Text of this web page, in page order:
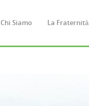
Chi Siamo La Fraternità